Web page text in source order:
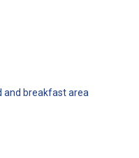
and breakfast area